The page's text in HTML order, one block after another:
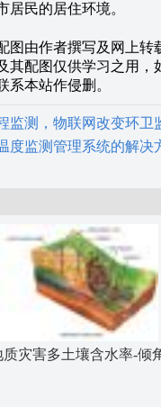
居民的居住环境。
图由作者撰写及网上转
其配图仅供学习之用，
系本站作侵删。
监测，物联网改变环卫
度监测管理系统的解决
质灾害多土壤含水率-倾